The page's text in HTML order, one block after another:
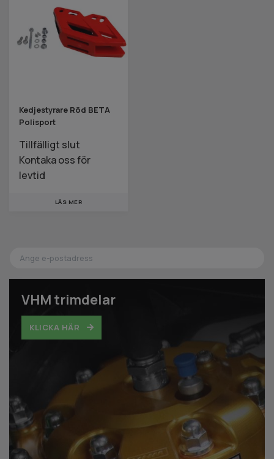
VHM trimdelar
KLICKA HÄR
Kedjestyrare Röd BETA
Polisport
Tillfälligt slut
Kontaka oss för
levtid
LÄS MER